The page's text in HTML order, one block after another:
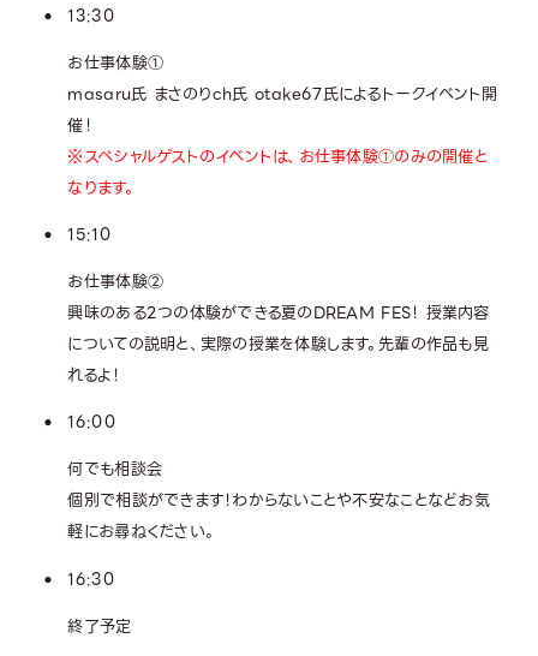
13:30
お仕事体験①
masaru氏 まさのりch氏 otake67氏によるトークイベント開
催！
※スペシャルゲストのイベントは、お仕事体験①のみの開催と
なります。
15:10
お仕事体験②
興味のある2つの体験ができる夏のDREAM FES！ 授業内容
についての説明と、実際の授業を体験します。先輩の作品も見
れるよ！
16:00
何でも相談会
個別で相談ができます！わからないことや不安なことなどお気
軽にお尋ねください。
16:30
終了予定